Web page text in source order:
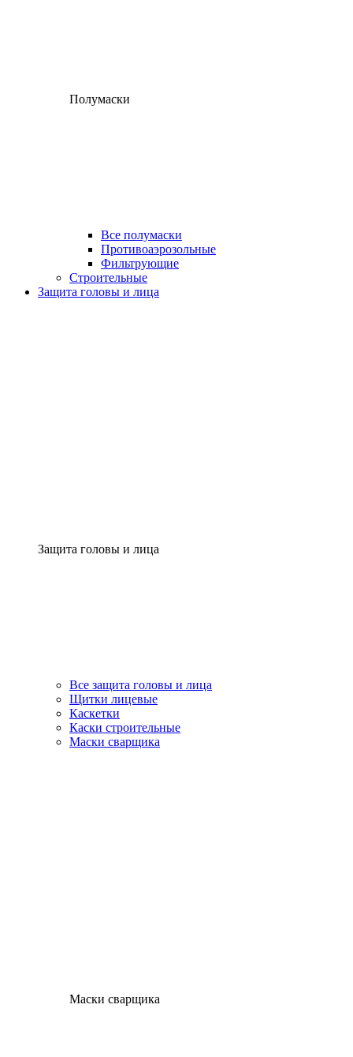
Полумаски
Все полумаски
Противоаэрозольные
Фильтрующие
Строительные
Защита головы и лица
Защита головы и лица
Все защита головы и лица
Щитки лицевые
Каскетки
Каски строительные
Маски сварщика
Маски сварщика